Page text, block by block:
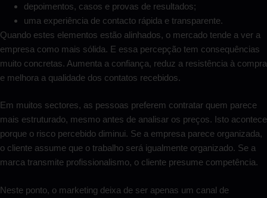
depoimentos, casos e provas de resultados;
uma experiência de contacto rápida e transparente.
Quando estes elementos estão alinhados, o mercado tende a ver a
empresa como mais sólida. E essa percepção tem consequências
muito concretas. Aumenta a confiança, reduz a resistência à compra
e melhora a qualidade dos contatos recebidos.
Em muitos sectores, as pessoas preferem contratar quem parece
mais estruturado, mesmo antes de analisar os preços. Isto acontece
porque o risco percebido diminui. Se a empresa parece organizada,
o cliente assume que o trabalho será igualmente organizado. Se a
marca transmite profissionalismo, o cliente presume competência.
Neste ponto, o marketing deixa de ser apenas um canal de